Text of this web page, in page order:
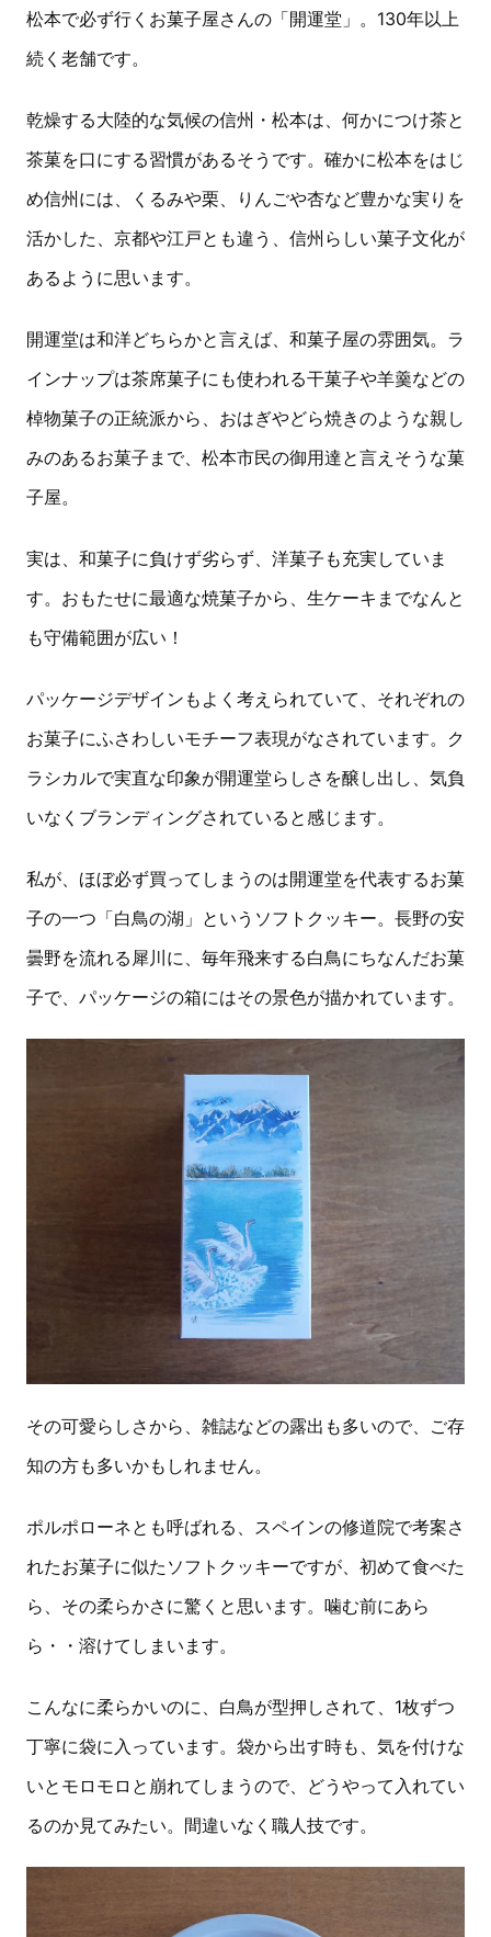
松本で必ず行くお菓子屋さんの「開運堂」。130年以上
続く老舗です。
乾燥する大陸的な気候の信州・松本は、何かにつけ茶と
茶菓を口にする習慣があるそうです。確かに松本をはじ
め信州には、くるみや栗、りんごや杏など豊かな実りを
活かした、京都や江戸とも違う、信州らしい菓子文化が
あるように思います。
開運堂は和洋どちらかと言えば、和菓子屋の雰囲気。ラ
インナップは茶席菓子にも使われる干菓子や羊羹などの
棹物菓子の正統派から、おはぎやどら焼きのような親し
みのあるお菓子まで、松本市民の御用達と言えそうな菓
子屋。
実は、和菓子に負けず劣らず、洋菓子も充実していま
す。おもたせに最適な焼菓子から、生ケーキまでなんと
も守備範囲が広い！
パッケージデザインもよく考えられていて、それぞれの
お菓子にふさわしいモチーフ表現がなされています。ク
ラシカルで実直な印象が開運堂らしさを醸し出し、気負
いなくブランディングされていると感じます。
私が、ほぼ必ず買ってしまうのは開運堂を代表するお菓
子の一つ「白鳥の湖」というソフトクッキー。長野の安
曇野を流れる犀川に、毎年飛来する白鳥にちなんだお菓
子で、パッケージの箱にはその景色が描かれています。
その可愛らしさから、雑誌などの露出も多いので、ご存
知の方も多いかもしれません。
ポルポローネとも呼ばれる、スペインの修道院で考案さ
れたお菓子に似たソフトクッキーですが、初めて食べた
ら、その柔らかさに驚くと思います。噛む前にあら
ら・・溶けてしまいます。
こんなに柔らかいのに、白鳥が型押しされて、1枚ずつ
丁寧に袋に入っています。袋から出す時も、気を付けな
いとモロモロと崩れてしまうので、どうやって入れてい
るのか見てみたい。間違いなく職人技です。